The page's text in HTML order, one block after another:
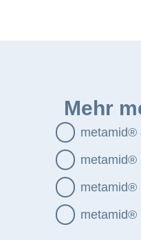
Mehr
metamid®
metamid®
metamid®
metamid®